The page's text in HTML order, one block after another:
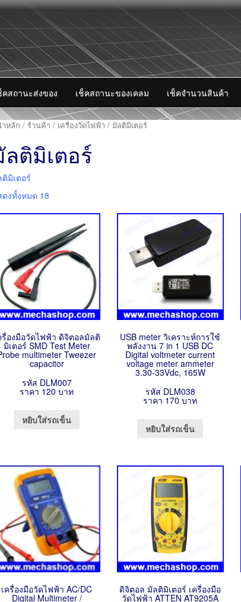
Skip
to
content
คสถานะส่งของ เช็คสถานะของเคลม เช็คจำนวนสินค้า
หลัก / ร้านค้า / เครื่องวัดไฟฟ้า / มัลติมิเตอร์
ติมิเตอร์
มิเตอร์
ดงทั้งหมด 18
รื่องมือวัดไฟฟ้า ดิจิตอลมัลติ
มิเตอร์ SMD Test Meter
multimeter Tweezer
capacitor
รหัส DLM007
ราคา 120 บาท
หยิบใส่รถเข็น
USB meter วิเคราะห์การใช้
พลังงาน 7 in 1 USB DC
Digital voltmeter current
voltage meter ammeter
3.30-33Vdc, 165W
รหัส DLM038
ราคา 170 บาท
หยิบใส่รถเข็น
เครื่องมือวัดไฟฟ้า AC/DC
Digital Multimeter /
ดิจิตอล มัลติมิเตอร์ เครื่องมือ
วัดไฟฟ้า ATTEN AT9205A